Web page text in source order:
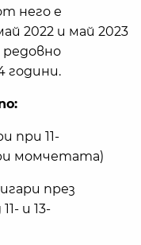
него е
2022 и май 2023
години.
при 11-
момчетата)
през
и 13-